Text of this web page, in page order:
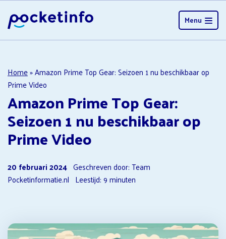
Menu
Home»Amazon Prime Top Gear: Seizoen 1 nu beschikbaar op
Prime Video
Amazon Prime Top Gear:
Seizoen 1 nu beschikbaar op
Prime Video
20 februari 2024 Geschreven door: Team
Pocketinformatie.nl Leestijd:9minuten